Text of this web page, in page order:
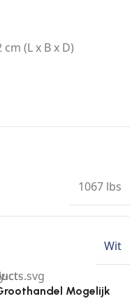
(L x B x D)
1067 lbs
Wit
Mogelijk